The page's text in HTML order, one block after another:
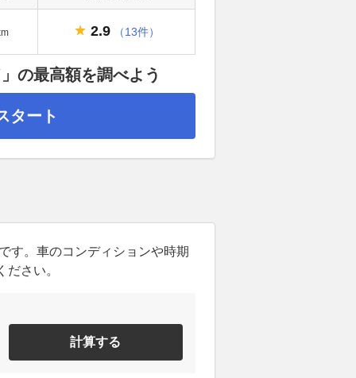
2.9 （13件）
の最高額を調べよう
タート
す。車のコンディションや時期
さい。
計算する